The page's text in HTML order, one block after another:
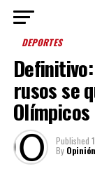
DEPORTES
rusos se
Olímpicos
Published
By